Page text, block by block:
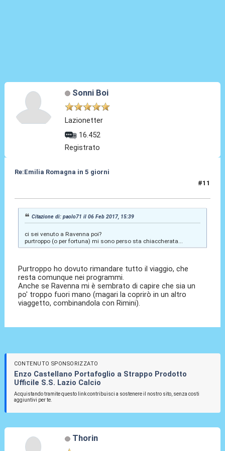
Sonni Boi
Lazionetter
16.452
Registrato
Re:Emilia Romagna in 5 giorni
#11
Citazione di: paolo71 il 06 Feb 2017, 15:39
ci sei venuto a Ravenna poi?
purtroppo (o per fortuna) mi sono perso sta chiaccherata...
Purtroppo ho dovuto rimandare tutto il viaggio, che
resta comunque nei programmi.
Anche se Ravenna mi è sembrato di capire che sia un
po' troppo fuori mano (magari la coprirò in un altro
viaggetto, combinandola con Rimini).
CONTENUTO SPONSORIZZATO
Enzo Castellano Portafoglio a Strappo Prodotto
Ufficile S.S. Lazio Calcio
Acquistando tramite questo link contribuisci a sostenere il nostro sito, senza costi
aggiuntivi per te.
Thorin